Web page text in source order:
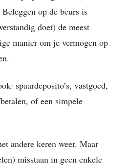
op de beurs is
doet) de meest
manier om je vermogen op
spaardeposito’s, vastgoed,
of een simpele
andere keren weer. Maar
misstaan in geen enkele